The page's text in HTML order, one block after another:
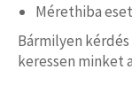
Mérethiba
Bármilyen
keressen minket